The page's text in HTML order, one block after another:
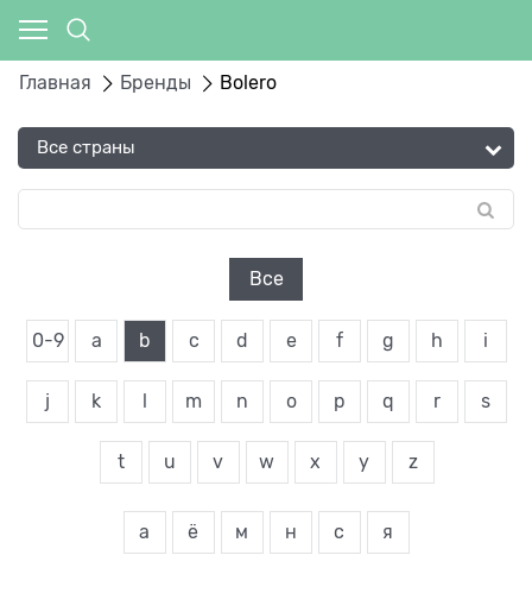
Главная Бренды Bolero
Все
0-9 a b c d e f g h i
j k m n o p q r s
t u v w x y z
а ё м н с я